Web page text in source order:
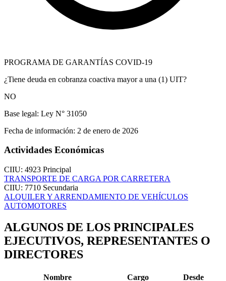
PROGRAMA DE GARANTÍAS COVID-19
¿Tiene deuda en cobranza coactiva mayor a una (1) UIT?
NO
Base legal: Ley N° 31050
Fecha de información: 2 de enero de 2026
Actividades Económicas
CIIU: 4923 Principal
TRANSPORTE DE CARGA POR CARRETERA
CIIU: 7710 Secundaria
ALQUILER Y ARRENDAMIENTO DE VEHÍCULOS
AUTOMOTORES
ALGUNOS DE LOS PRINCIPALES
EJECUTIVOS, REPRESENTANTES O
DIRECTORES
Nombre Cargo Desde